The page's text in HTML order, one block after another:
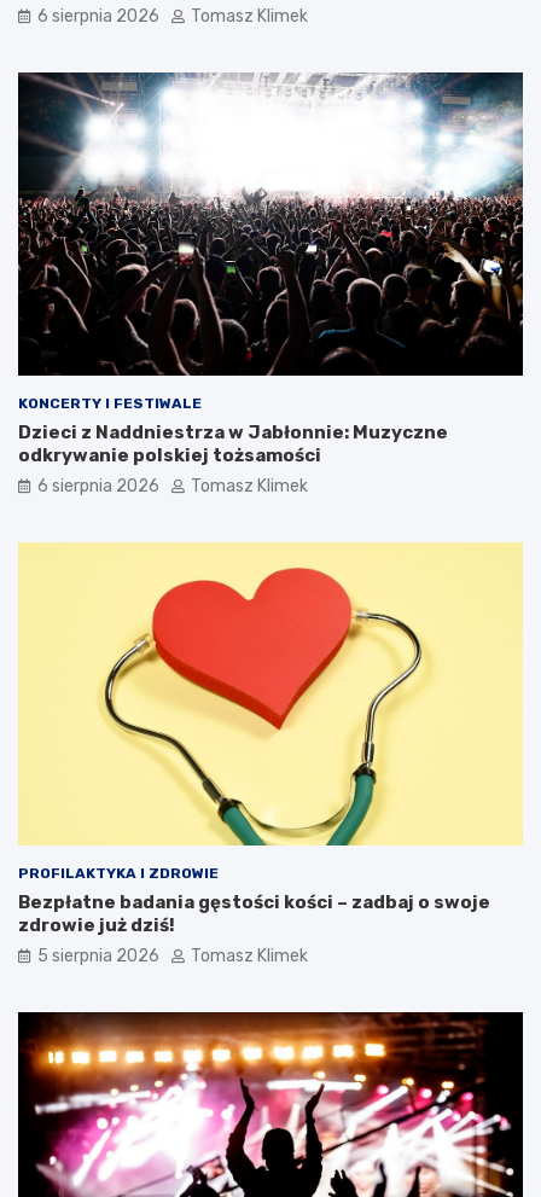
6 sierpnia 2026 Tomasz Klimek
KONCERTY I FESTIWALE
Dzieci z Naddniestrza w Jabłonnie: Muzyczne
odkrywanie polskiej tożsamości
6 sierpnia 2026 Tomasz Klimek
PROFILAKTYKA I ZDROWIE
Bezpłatne badania gęstości kości – zadbaj o swoje
zdrowie już dziś!
5 sierpnia 2026 Tomasz Klimek